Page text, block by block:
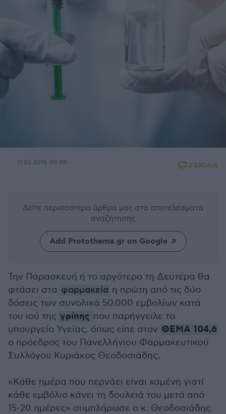
11.02.2019, 08:08 2 ΣΧΟΛΙΑ
Δείτε περισσότερα άρθρα μας στα αποτελέσματα
αναζήτησης
Add Protothema.gr on Google
Την Παρασκευή ή το αργότερο τη Δευτέρα θα
φτάσει στα φαρμακεία η πρώτη από τις δύο
δόσεις των συνολικά 50.000 εμβολίων κατά
του ιού της γρίπης που παρήγγειλε το
υπουργείο Υγείας, όπως είπε στον ΘΕΜΑ 104,6
ο πρόεδρος του Πανελλήνιου Φαρμακευτικού
Συλλόγου Κυριάκος Θεοδοσιάδης.
«Κάθε ημέρα που περνάει είναι χαμένη γιατί
κάθε εμβόλιο κάνει τη δουλειά του μετά από
15-20 ημέρες» συμπλήρωσε ο κ. Θεοδοσιάδης.